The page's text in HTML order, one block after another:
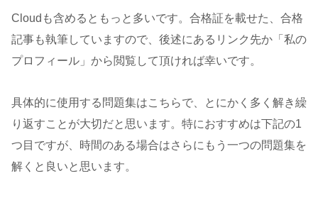
Cloudも含めるともっと多いです。合格証を載せた、合格
記事も執筆していますので、後述にあるリンク先か「私の
プロフィール」から閲覧して頂ければ幸いです。
具体的に使用する問題集はこちらで、とにかく多く解き繰
り返すことが大切だと思います。特におすすめは下記の1
つ目ですが、時間のある場合はさらにもう一つの問題集を
解くと良いと思います。